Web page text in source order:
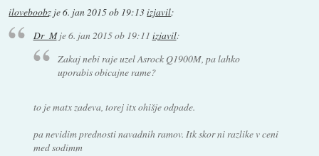
iloveboobz je6. jan 2015 ob 19:13izjavil:
Dr_Mje6. jan 2015 ob 19:11 izjavil:
Zakaj nebi raje uzel Asrock Q1900M, pa lahko
uporabis obicajne rame?
to je matx zadeva, torej itx ohišje odpade.
pa nevidim prednosti navadnih ramov. Itk skor ni razlike v ceni
med sodimm